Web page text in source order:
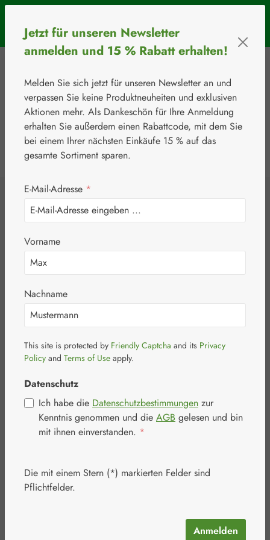
RabattcodeBIOS55 € Rabatt ab einem Warenkorbwert von 50 €.
Werkzeugleiste anzeigen
⚘ Botanicals
Löwenzahnwurzel
500 mg Kapseln
Bildergalerie überspringen
Jetzt für unseren Newsletter
anmelden und 15 % Rabatt erhalten!
Melden Sie sich jetzt für unseren Newsletter an und
verpassen Sie keine Produktneuheiten und exklusiven
Aktionen mehr. Als Dankeschön für Ihre Anmeldung
erhalten Sie außerdem einen Rabattcode, mit dem Sie
bei einem Ihrer nächsten Einkäufe 15 % auf das
gesamte Sortiment sparen.
E-Mail-Adresse *
Vorname
Nachname
This site is protected by Friendly Captcha and its Privacy
Policy and Terms of Use apply.
Datenschutz
Ich habe die Datenschutzbestimmungen zur
Kenntnis genommen und die AGB gelesen und bin
mit ihnen einverstanden. *
Die mit einem Stern (*) markierten Felder sind
Pflichtfelder.
Anmelden